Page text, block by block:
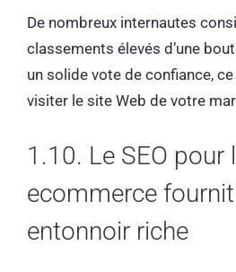
De nombreux internautes
classements élevés d’une
un solide vote de confiance,
visiter le site Web de votre
1.10. Le SEO pour
ecommerce
entonnoir riche